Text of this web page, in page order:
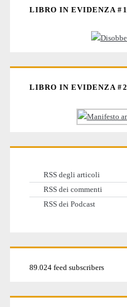
LIBRO IN EVIDENZA #1
LIBRO IN EVIDENZA #2
RSS degli articoli
RSS dei commenti
RSS dei Podcast
89.024 feed subscribers